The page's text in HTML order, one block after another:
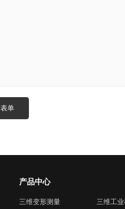
产品中心
三维变形测量 三维工业